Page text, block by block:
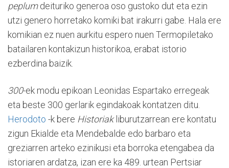
peplumdeituriko generoa oso gustoko dut eta ezin
utzi genero horretako komiki bat irakurri gabe. Hala ere
komikian ez nuen aurkitu espero nuen Termopiletako
batailaren kontakizun historikoa, erabat istorio
ezberdina baizik.
300-ek modu epikoan Leonidas Espartako erregeak
eta beste 300 gerlarik egindakoak kontatzen ditu.
Herodoto -k bere Historiakliburutzarrean ere kontatu
zigun Ekialde eta Mendebalde edo barbaro eta
greziarren arteko ezinikusi eta borroka etengabea da
istoriaren ardatza, izan ere ka 489. urtean Pertsiar